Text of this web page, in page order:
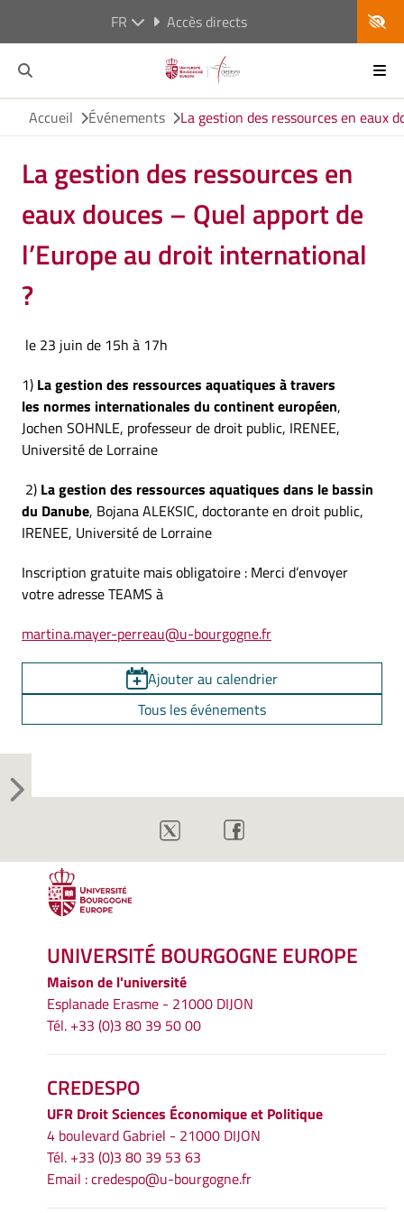
FR Accès directs
Accueil Événements La gestion des ressources en eaux
La gestion des ressources en
eaux douces – Quel apport de
l’Europe au droit international
?
le 23 juin de 15h à 17h
1) La gestion des ressources aquatiques à travers
les normes internationales du continent européen,
Jochen SOHNLE, professeur de droit public, IRENEE,
Université de Lorraine
2) La gestion des ressources aquatiques dans le bassin
du Danube, Bojana ALEKSIC, doctorante en droit public,
IRENEE, Université de Lorraine
Inscription gratuite mais obligatoire : Merci d’envoyer
votre adresse TEAMS à
martina.mayer-perreau@u-bourgogne.fr
Ajouter au calendrier
Tous les événements
UNIVERSITÉ BOURGOGNE EUROPE
Maison de l'université
Esplanade Erasme - 21000 DIJON
Tél. +33 (0)3 80 39 50 00
CREDESPO
UFR Droit Sciences Économique et Politique
4 boulevard Gabriel - 21000 DIJON
Tél. +33 (0)3 80 39 53 63
Email :credespo@u-bourgogne.fr